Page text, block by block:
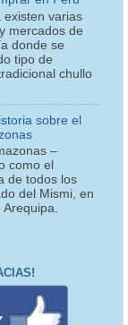
existen varias
mercados de
donde se
tipo de
chullo
sobre el
–
como el
de todos los
del Mismi, en
Arequipa.